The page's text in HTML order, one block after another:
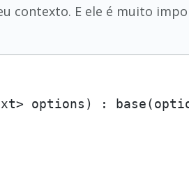
contexto. E ele é muito
options)
: